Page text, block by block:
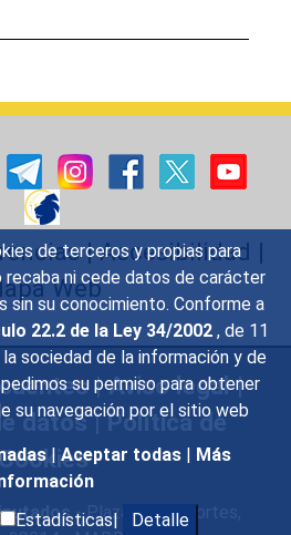
de terceros y propias para
recaba ni cede datos de carácter
sin su conocimiento. Conforme a
22.2 de la Ley 34/2002 , de 11
sociedad de la información y de
su permiso para obtener
su navegación por el sitio web
| Aceptar todas | Más
Estadísticas| Detalle
|Accesibilidad |
Web
|Aviso legal|
datos|Política de
- Plaza de las Cortes,